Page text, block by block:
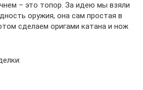
– это топор. За идею мы взяли
оружия, она сам простая в
сделаем оригами катана и нож